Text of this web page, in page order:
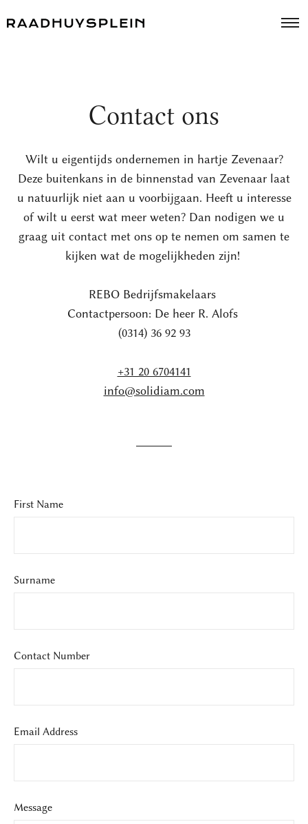
Contact ons
Wilt u eigentijds ondernemen in hartje Zevenaar?
Deze buitenkans in de binnenstad van Zevenaar laat
u natuurlijk niet aan u voorbijgaan. Heeft u interesse
of wilt u eerst wat meer weten? Dan nodigen we u
graag uit contact met ons op te nemen om samen te
kijken wat de mogelijkheden zijn!
REBO Bedrijfsmakelaars
Contactpersoon: De heer R. Alofs
(0314) 36 92 93
+31 20 6704141
info@solidiam.com
First Name
Surname
Contact Number
Email Address
Message